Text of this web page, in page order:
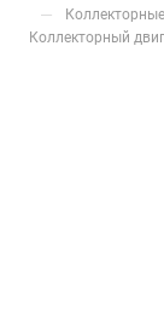
—
Коллекторный